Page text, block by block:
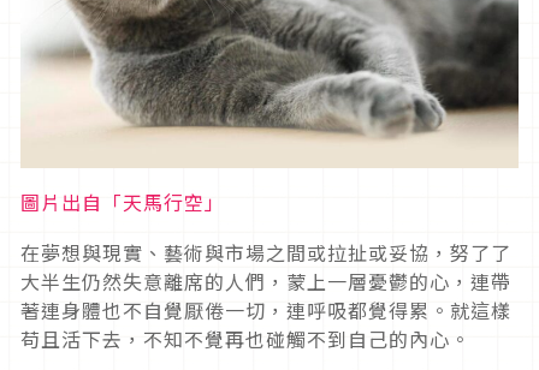
圖片出自「天馬行空」
在夢想與現實、藝術與市場之間或拉扯或妥協，努了了
大半生仍然失意離席的人們，蒙上一層憂鬱的心，連帶
著連身體也不自覺厭倦一切，連呼吸都覺得累。就這樣
苟且活下去，不知不覺再也碰觸不到自己的內心。